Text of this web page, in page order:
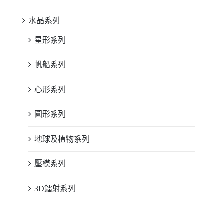
水晶系列
星形系列
帆船系列
心形系列
圓形系列
地球及植物系列
壓模系列
3D鐳射系列